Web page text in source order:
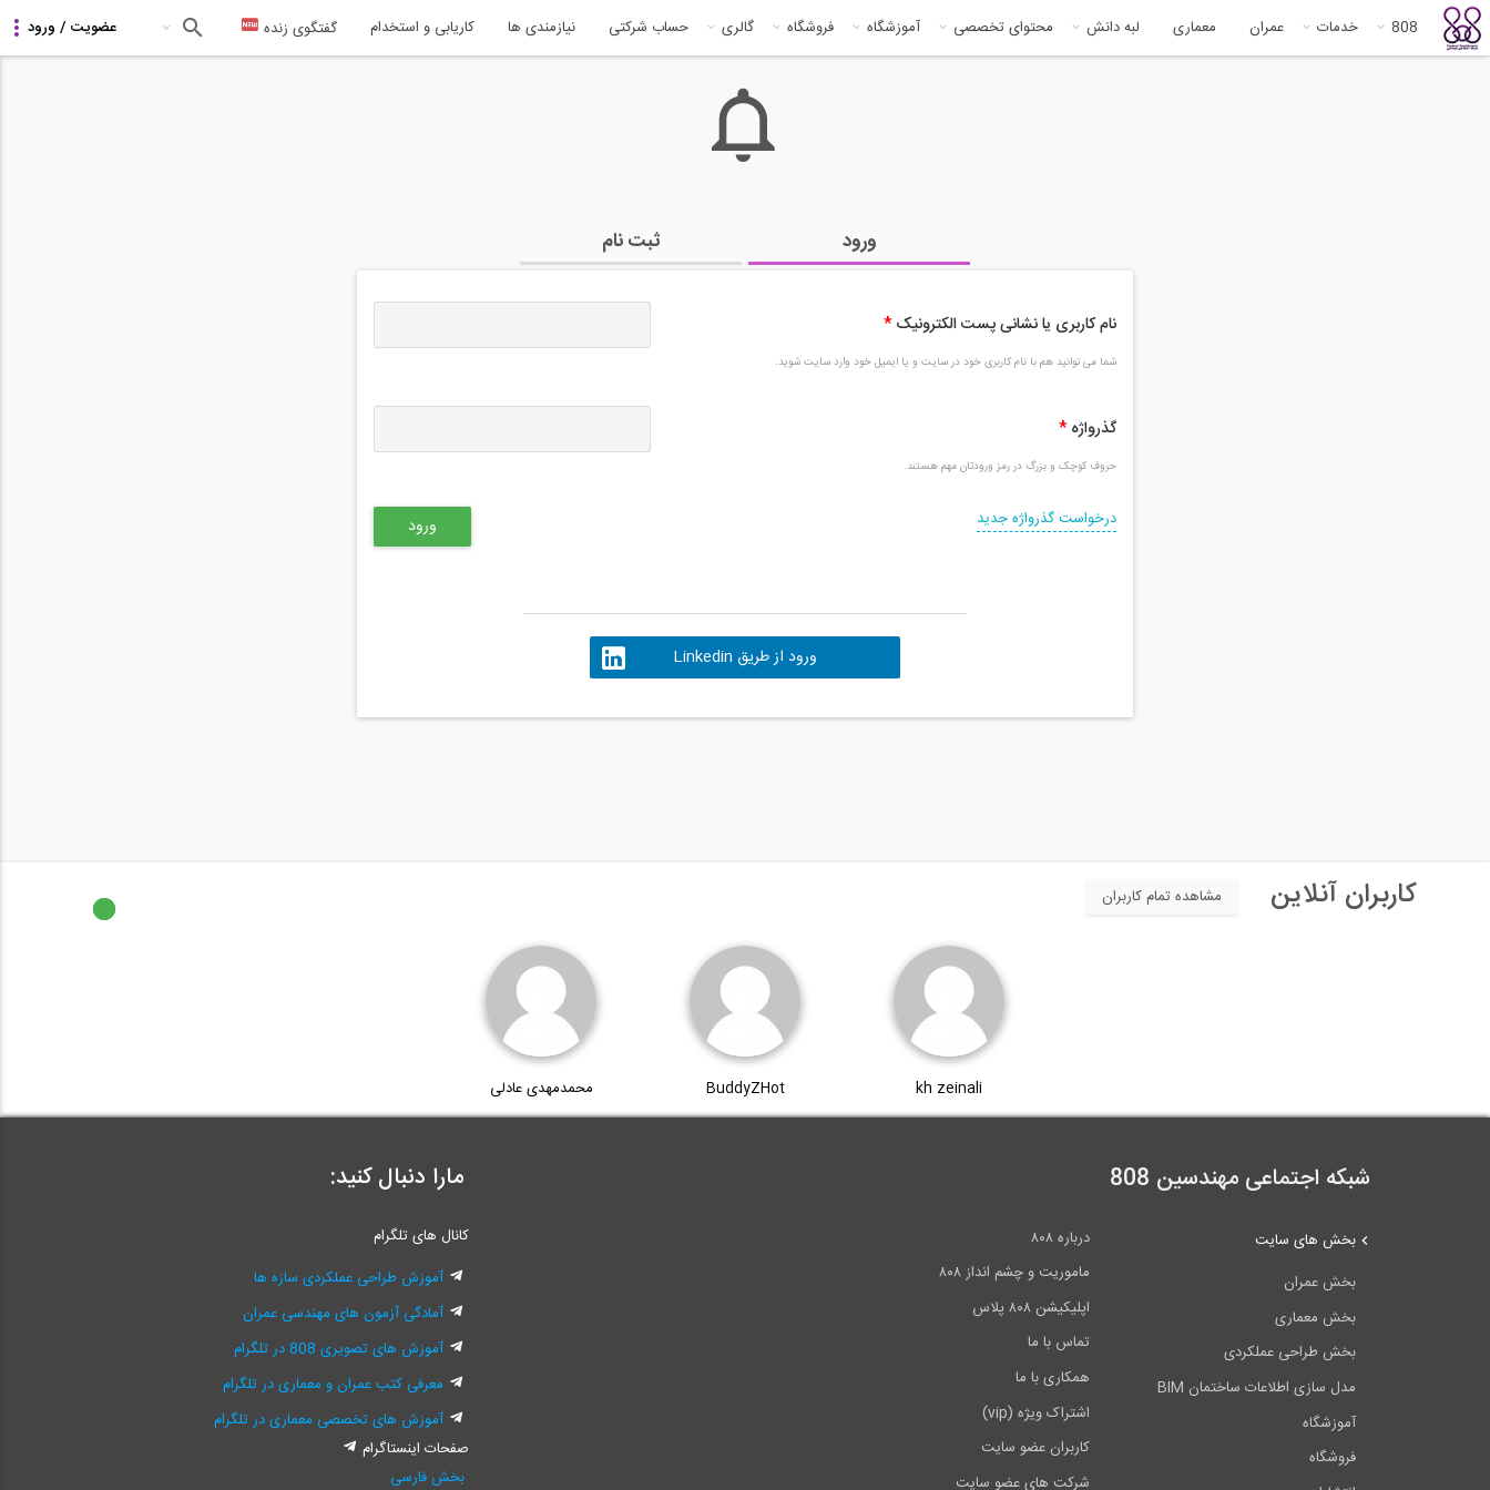
808 خدمات عمران معماری لبه دانش محتوای تخصصی آموزشگاه فروشگاه گالری حساب شرکتی نیازمندی ها کاریابی و استخدام گفتگوی زنده
ورود ثبت نام
نام کاربری یا نشانی پست الکترونیک *
شما می توانید هم با نام کاربری خود در سایت و یا ایمیل خود وارد سایت شوید.
گذرواژه *
حروف کوچک و بزرگ در رمز ورودتان مهم هستند.
درخواست گذرواژه جدید
ورود از طریق Linkedin
کاربران آنلاین مشاهده تمام کاربران
kh zeinali
BuddyZHot محمدمهدی عادلی
شبکه اجتماعی مهندسین 808
درباره ۸۰۸
ماموریت و چشم انداز ۸۰۸
اپلیکیشن ۸۰۸ پلاس
تماس با ما
همکاری با ما
اشتراک ویژه (vip)
کاربران عضو سایت
شرکت های عضو سایت
بخش های سایت
بخش عمران
بخش معماری
بخش طراحی عملکردی
مدل سازی اطلاعات ساختمان BIM
آموزشگاه
فروشگاه
مارا دنبال کنید:
کانال های تلگرام
آموزش طراحی عملکردی سازه ها
آمادگی آزمون های مهندسی عمران
آموزش های تصویری 808 در تلگرام
معرفی کتب عمران و معماری در تلگرام
آموزش های تخصصی معماری در تلگرام
صفحات اینستاگرام
بخش فارسی